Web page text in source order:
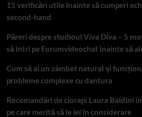
15 verificări utile înainte să cumperi
second-hand
Păreri despre studioul Viva Diva – 5
să intri pe Forumvideochat înainte să
Cum să ai un zâmbet natural și
probleme complexe cu dantura
Recomandări de ciorapi Laura Baldini
pe care merită să le iei în considerare